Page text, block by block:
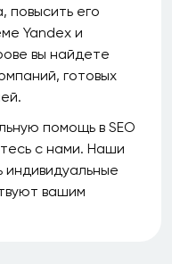
повысить его
Yandex и
вы найдете
готовых
помощь в SEO
с нами. Наши
индивидуальные
вашим